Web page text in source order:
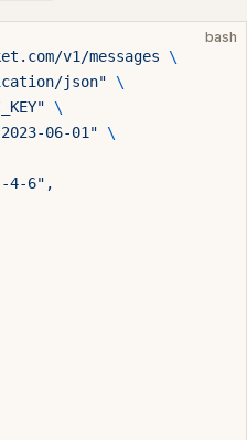
bash
v1/messages \
json" \
\
06-01" \
4-6",